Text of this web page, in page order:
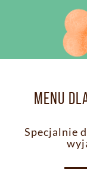
MENU
Specjalnie